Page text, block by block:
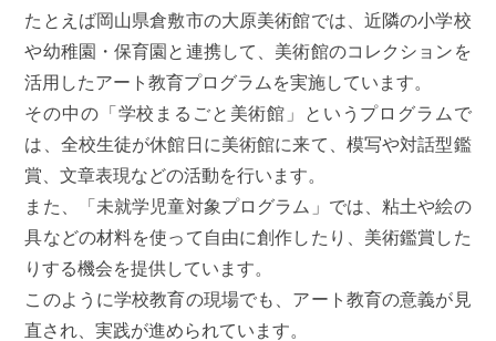
たとえば岡山県倉敷市の大原美術館では、近隣の小学校
や幼稚園・保育園と連携して、美術館のコレクションを
活用したアート教育プログラムを実施しています。
その中の「学校まるごと美術館」というプログラムで
は、全校生徒が休館日に美術館に来て、模写や対話型鑑
賞、文章表現などの活動を行います。
また、「未就学児童対象プログラム」では、粘土や絵の
具などの材料を使って自由に創作したり、美術鑑賞した
りする機会を提供しています。
このように学校教育の現場でも、アート教育の意義が見
直され、実践が進められています。